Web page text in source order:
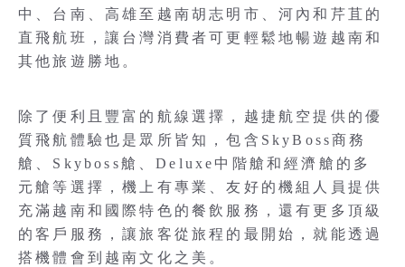
中、台南、高雄至越南胡志明市、河內和芹苴的
直飛航班，讓台灣消費者可更輕鬆地暢遊越南和
其他旅遊勝地。
除了便利且豐富的航線選擇，越捷航空提供的優
質飛航體驗也是眾所皆知，包含SkyBoss商務
艙、Skyboss艙、Deluxe中階艙和經濟艙的多
元艙等選擇，機上有專業、友好的機組人員提供
充滿越南和國際特色的餐飲服務，還有更多頂級
的客戶服務，讓旅客從旅程的最開始，就能透過
搭機體會到越南文化之美。